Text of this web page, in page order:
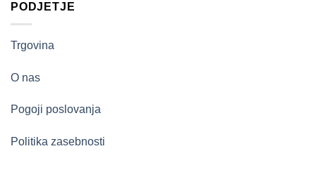
PODJETJE
Trgovina
O nas
Pogoji poslovanja
Politika zasebnosti